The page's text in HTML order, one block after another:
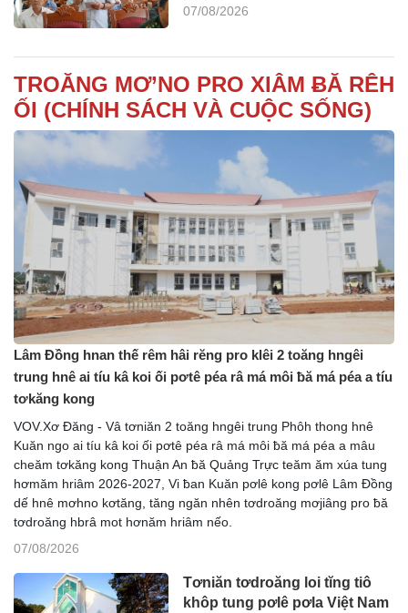
07/08/2026
TROĂNG MƠ’NO PRO XIÂM ɃĂ RÊH
ỐI (CHÍNH SÁCH VÀ CUỘC SỐNG)
Lâm Đồng hnan thế rêm hâi rĕng pro klêi 2 toăng hngêi
trung hnê ai tíu kâ koi ối pơtê péa râ má môi ƀă má péa a tíu
tơkăng kong
VOV.Xơ Đăng - Vâ tơniăn 2 toăng hngêi trung Phôh thong hnê
Kuăn ngo ai tíu kâ koi ối pơtê péa râ má môi ƀă má péa a mâu
cheăm tơkăng kong Thuận An ƀă Quảng Trực teăm ăm xúa tung
hơmăm hriâm 2026-2027, Vi ƀan Kuăn pơlê kong pơlê Lâm Đồng
dế hnê mơhno kơtăng, tăng ngăn nhên tơdroăng mơjiâng pro ƀă
tơdroăng hbrâ mot hơnăm hriâm nếo.
07/08/2026
Tơniăn tơdroăng loi tĭng tiô
khôp tung pơlê pơla Việt Nam